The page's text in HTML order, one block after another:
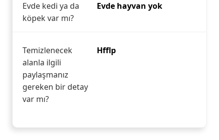
Evde kedi ya da
köpek var mı?
Evde hayvan yok
Temizlenecek
alanla ilgili
paylaşmanız
gereken bir detay
var mı?
Hfflp